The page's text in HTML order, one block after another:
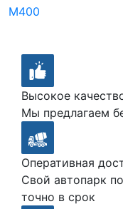
М400
Высокое
Мы предлагаем
Оперативная
Свой автопарк
точно в срок